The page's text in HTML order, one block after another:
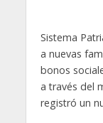
Sistema
a nuevas
bonos
a través del
registró un